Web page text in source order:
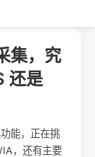
集，究
还是
能，正在挑
，还有主要